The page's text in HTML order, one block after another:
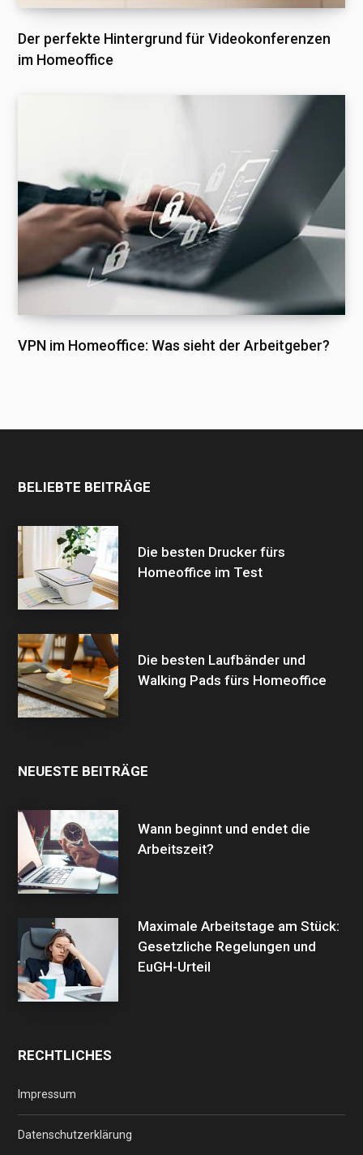
Der perfekte Hintergrund für Videokonferenzen
im Homeoffice
VPN im Homeoffice: Was sieht der Arbeitgeber?
BELIEBTE BEITRÄGE
Die besten Drucker fürs
Homeoffice im Test
Die besten Laufbänder und
Walking Pads fürs Homeoffice
NEUESTE BEITRÄGE
Wann beginnt und endet die
Arbeitszeit?
Maximale Arbeitstage am Stück:
Gesetzliche Regelungen und
EuGH-Urteil
RECHTLICHES
Impressum
Datenschutzerklärung